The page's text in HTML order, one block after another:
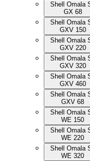
Shell Omala
GX 68
Shell Omala
GXV 150
Shell Omala
GXV 220
Shell Omala
GXV 320
Shell Omala
GXV 460
Shell Omala
GXV 68
Shell Omala
WE 150
Shell Omala
WE 220
Shell Omala
WE 320